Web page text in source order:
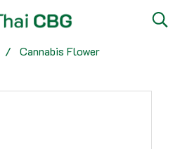
Cannabis Flower